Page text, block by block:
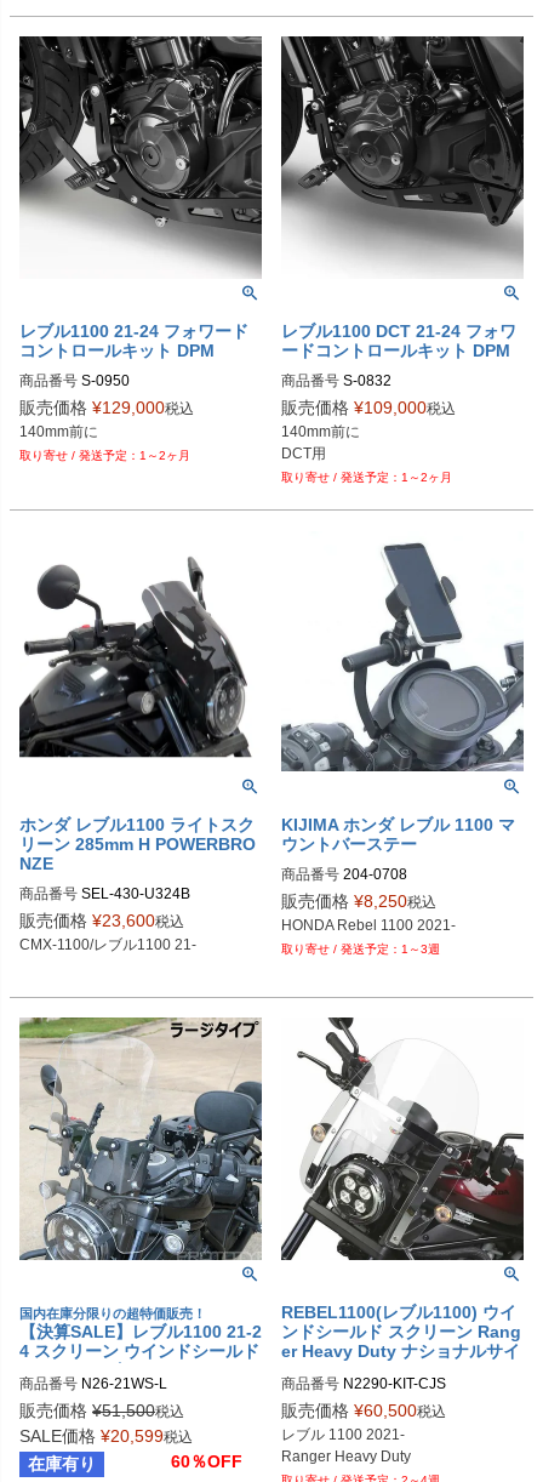
レブル1100 21-24 フォワード
コントロールキット DPM
商品番号 S-0950
販売価格 ¥129,000税込
1～2ヶ月
レブル1100 DCT 21-24 フォワ
ードコントロールキット DPM
商品番号 S-0832
販売価格 ¥109,000税込
140mm前に
DCT用
1～2ヶ月
ホンダ レブル1100 ライトスク
リーン 285mm H POWERBRO
NZE
商品番号 SEL-430-U324B
430-U324B-000：クリア
430-U324B-001：ライトスモーク
販売価格 ¥23,600税込
CMX-1100/レブル1100 21-
KIJIMA ホンダ レブル 1100 マ
ウントバーステー
商品番号 204-0708
販売価格 ¥8,250税込
HONDA Rebel 1100 2021-
1～3週
国内在庫分限りの超特価販売！
【決算SALE】レブル1100 21-2
4 スクリーン ウインドシールド
ラージサイズ T-REX Racing
商品番号 N26-21WS-L
販売価格 ¥51,500税込
SALE価格 ¥20,599税込
在庫有り 60％OFF
REBEL1100(レブル1100) ウイ
ンドシールド スクリーン Rang
er Heavy Duty ナショナルサイ
商品番号 N2290-KIT-CJS
N2290とKIT-CJSのセット品
販売価格 ¥60,500税込
レブル 1100 2021-
Ranger Heavy Duty